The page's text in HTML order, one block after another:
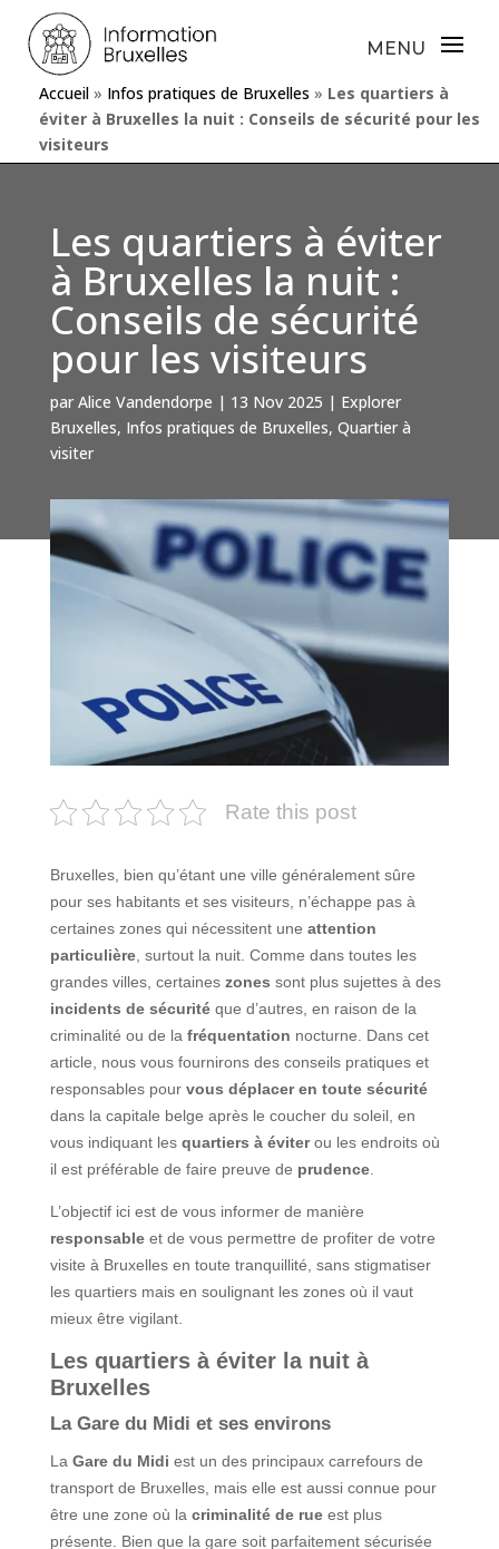
Accueil » Infos pratiques de Bruxelles » Les quartiers à
éviter à Bruxelles la nuit : Conseils de sécurité pour les
visiteurs
Les quartiers à éviter
à Bruxelles la nuit :
Conseils de sécurité
pour les visiteurs
par Alice Vandendorpe | 13 Nov 2025 | Explorer
Bruxelles, Infos pratiques de Bruxelles, Quartier à
visiter
Rate this post
Bruxelles, bien qu’étant une ville généralement sûre
pour ses habitants et ses visiteurs, n’échappe pas à
certaines zones qui nécessitent une attention
particulière, surtout la nuit. Comme dans toutes les
grandes villes, certaines zones sont plus sujettes à des
incidents de sécuritéque d’autres, en raison de la
criminalité ou de la fréquentation nocturne. Dans cet
article, nous vous fournirons des conseils pratiques et
responsables pour vous déplacer en toute sécurité
dans la capitale belge après le coucher du soleil, en
vous indiquant les quartiers à éviterou les endroits où
il est préférable de faire preuve de prudence.
L’objectif ici est de vous informer de manière
responsableet de vous permettre de profiter de votre
visite à Bruxelles en toute tranquillité, sans stigmatiser
les quartiers mais en soulignant les zones où il vaut
mieux être vigilant.
Les quartiers à éviter la nuit à
Bruxelles
La Gare du Midi et ses environs
La Gare du Midi est un des principaux carrefours de
transport de Bruxelles, mais elle est aussi connue pour
être une zone où la criminalité de rueest plus
présente. Bien que la gare soit parfaitement sécurisée